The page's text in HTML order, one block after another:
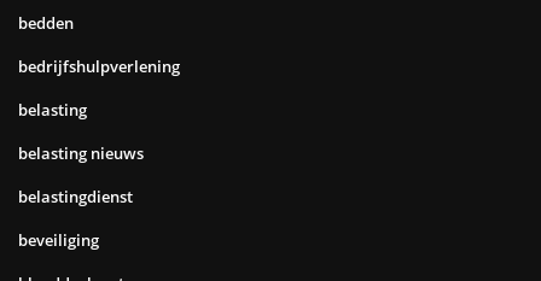
bedden
bedrijfshulpverlening
belasting
belasting nieuws
belastingdienst
beveiliging